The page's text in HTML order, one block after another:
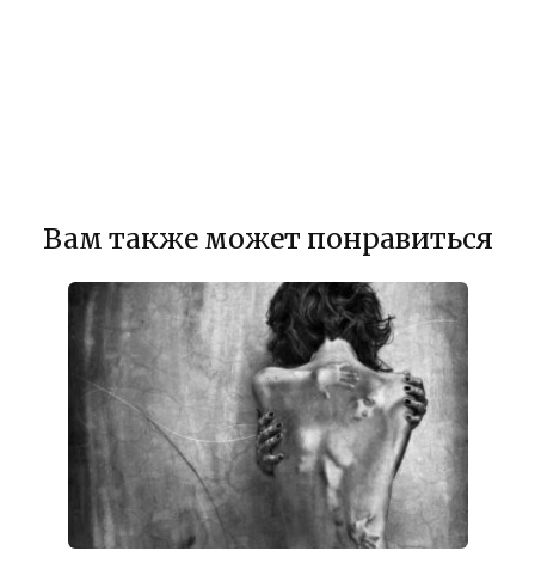
Вам также может понравиться